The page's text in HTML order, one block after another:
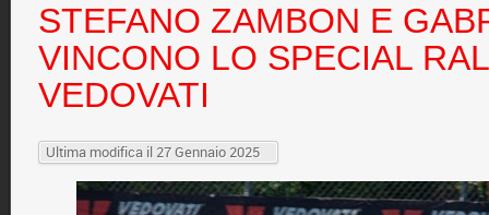
STEFANO ZAMBON E
VINCONO LO SPECIAL
VEDOVATI
Ultima modifica il 27 Gennaio 2025